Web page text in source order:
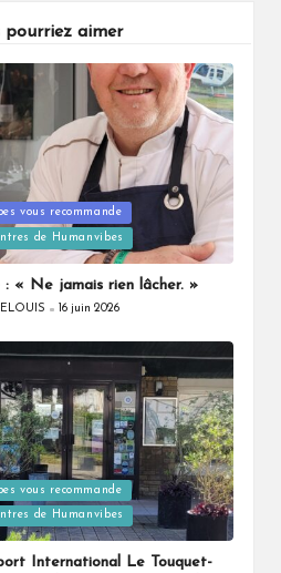
pourriez aimer
vous recommande
de Humanvibes
: « Ne jamais rien lâcher. »
16 juin 2026
vous recommande
de Humanvibes
International Le Touquet-